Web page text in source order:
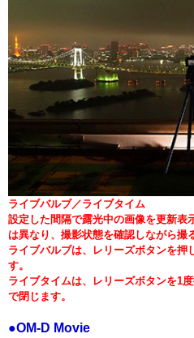
ライブバルブ／ライブタイム
設定した間隔で露光中の画像を更新表
は異なり、撮影状態を確認しながら撮
ライブバルブは、レリーズボタンを押
す。
ライブタイムは、レリーズボタンを1
で閉じます。
●OM-D Movie